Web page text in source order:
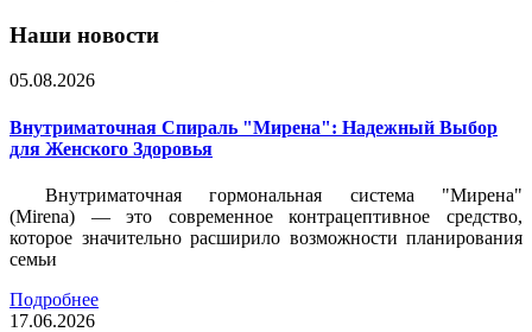
Наши новости
05.08.2026
Внутриматочная Спираль "Мирена": Надежный Выбор
для Женского Здоровья
Внутриматочная гормональная система "Мирена"
(Mirena) — это современное контрацептивное средство,
которое значительно расширило возможности планирования
семьи
Подробнее
17.06.2026